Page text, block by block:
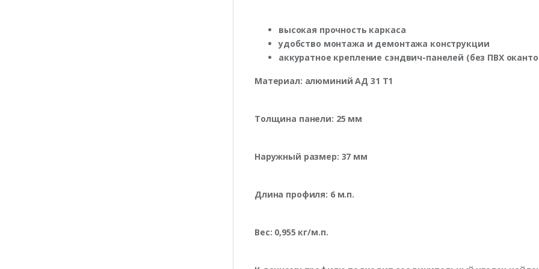
высокая прочность каркаса
удобство монтажа и демонтажа конструкции
аккуратное крепление сэндвич-панелей (без ПВХ
Материал: алюминий АД 31 Т1
Толщина панели: 25 мм
Наружный размер: 37 мм
Длина профиля: 6 м.п.
Вес: 0,955 кг/м.п.